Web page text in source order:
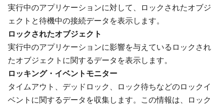
実行中のアプリケーションに対して、ロックされたオブジ
ェクトと待機中の接続データを表示します。
ロックされたオブジェクト
実行中のアプリケーションに影響を与えているロックされ
たオブジェクトに関するデータを表示します。
ロッキング・イベントモニター
タイムアウト、デッドロック、ロック待ちなどのロックイ
ベントに関するデータを収集します。この情報は、ロック